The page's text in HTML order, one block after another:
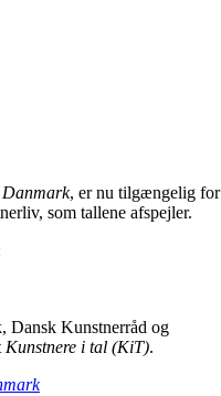
Danmark, er nu tilgængelig for
som tallene afspejler.
Dansk Kunstnerråd og
Kunstnere i tal (KiT).